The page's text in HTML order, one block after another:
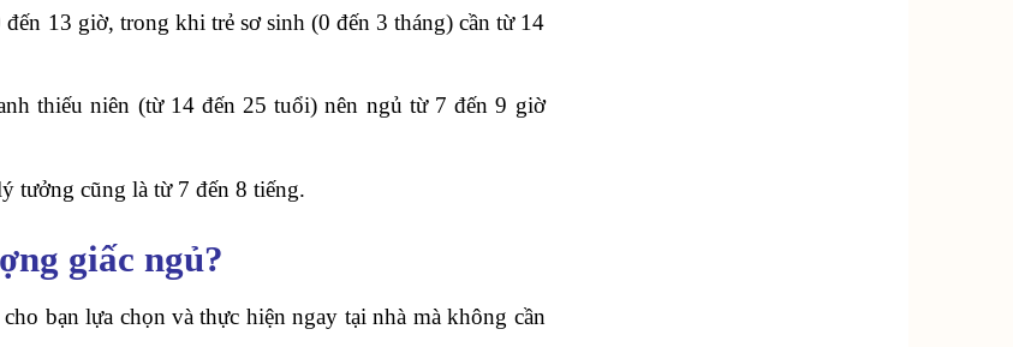
13 giờ, trong khi trẻ sơ sinh (0 đến 3 tháng) cần từ 14
thiếu niên (từ 14 đến 25 tuổi) nên ngủ từ 7 đến 9 giờ
tưởng cũng là từ 7 đến 8 tiếng.
giấc ngủ?
bạn lựa chọn và thực hiện ngay tại nhà mà không cần